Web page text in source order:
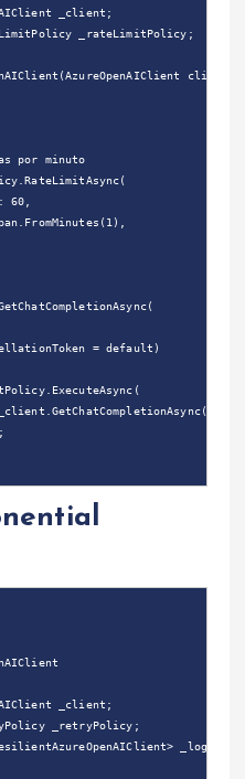
_client;
_rateLimitPolicy;
client)
por minuto
60,
= default)
_client;
_retryPolicy;
_logger;